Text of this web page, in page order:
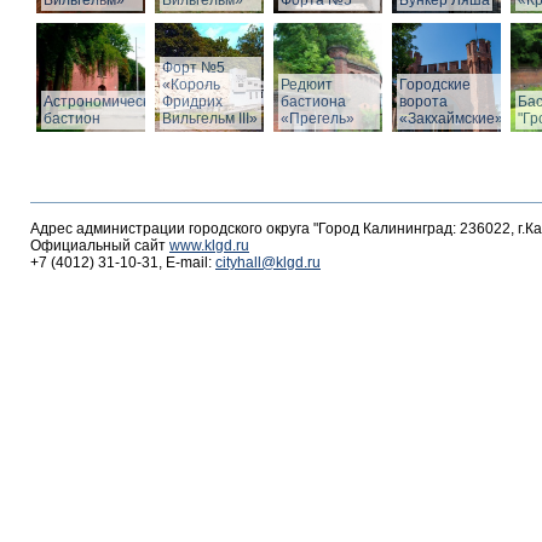
Астрономический
бастион
Форт №5
«Король
Фридрих
Вильгельм III»
Редюит
бастиона
«Прегель»
Городские
ворота
«Закхаймские»
Адрес администрации городского округа "Город Калининград: 236022,
Официальный сайт www.klgd.ru
+7 (4012) 31-10-31, E-mail: cityhall@klgd.ru